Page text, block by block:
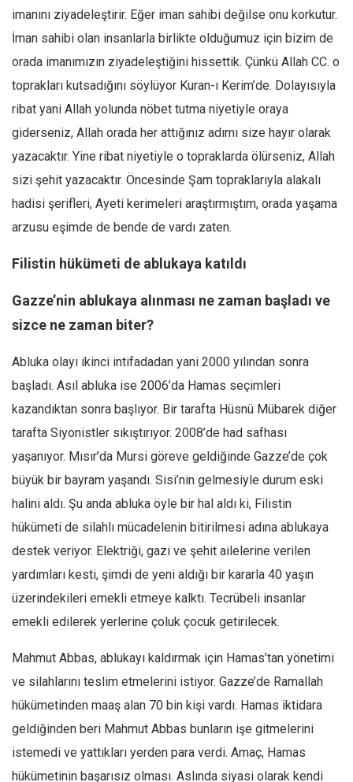
İslam Dünyası
Amerika
Avustralya
Tarih
Düşünce
Dosyalar
imanını ziyadeleştirir. Eğer iman sahibi değilse onu korkutur.
İman sahibi olan insanlarla birlikte olduğumuz için bizim de
orada imanımızın ziyadeleştiğini hissettik. Çünkü Allah CC. o
toprakları kutsadığını söylüyor Kuran-ı Kerim’de. Dolayısıyla
ribat yani Allah yolunda nöbet tutma niyetiyle oraya
giderseniz, Allah orada her attığınız adımı size hayır olarak
yazacaktır. Yine ribat niyetiyle o topraklarda ölürseniz, Allah
sizi şehit yazacaktır. Öncesinde Şam topraklarıyla alakalı
hadisi şerifleri, Ayeti kerimeleri araştırmıştım, orada yaşama
arzusu eşimde de bende de vardı zaten.
Filistin hükümeti de ablukaya katıldı
Gazze’nin ablukaya alınması ne zaman başladı ve
sizce ne zaman biter?
Abluka olayı ikinci intifadadan yani 2000 yılından sonra
başladı. Asıl abluka ise 2006’da Hamas seçimleri
kazandıktan sonra başlıyor. Bir tarafta Hüsnü Mübarek diğer
tarafta Siyonistler sıkıştırıyor. 2008’de had safhası
yaşanıyor. Mısır’da Mursi göreve geldiğinde Gazze’de çok
büyük bir bayram yaşandı. Sisi’nin gelmesiyle durum eski
halini aldı. Şu anda abluka öyle bir hal aldı ki, Filistin
hükümeti de silahlı mücadelenin bitirilmesi adına ablukaya
destek veriyor. Elektriği, gazi ve şehit ailelerine verilen
yardımları kesti, şimdi de yeni aldığı bir kararla 40 yaşın
üzerindekileri emekli etmeye kalktı. Tecrübeli insanlar
emekli edilerek yerlerine çoluk çocuk getirilecek.
Mahmut Abbas, ablukayı kaldırmak için Hamas’tan yönetimi
ve silahlarını teslim etmelerini istiyor. Gazze’de Ramallah
hükümetinden maaş alan 70 bin kişi vardı. Hamas iktidara
geldiğinden beri Mahmut Abbas bunların işe gitmelerini
istemedi ve yattıkları yerden para verdi. Amaç, Hamas
hükümetinin başarısız olması. Aslında siyasi olarak kendi